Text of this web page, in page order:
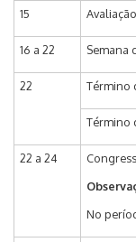
15
16 a 22 Semana
22 Término
Término
22 a 24
No